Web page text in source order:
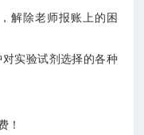
解除老师报账上的困
实验试剂选择的各种
！